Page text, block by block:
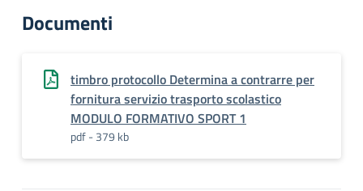
Documenti
timbro protocollo Determina a contrarre per
fornitura servizio trasporto scolastico
MODULO FORMATIVO SPORT 1
pdf - 379 kb